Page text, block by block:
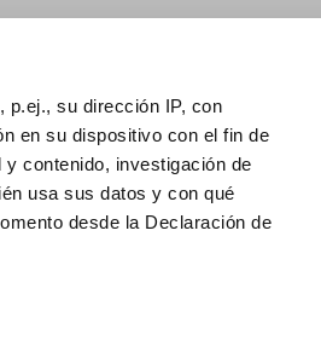
p.ej., su dirección IP, con
en su dispositivo con el fin de
contenido, investigación de
usa sus datos y con qué
desde la Declaración de